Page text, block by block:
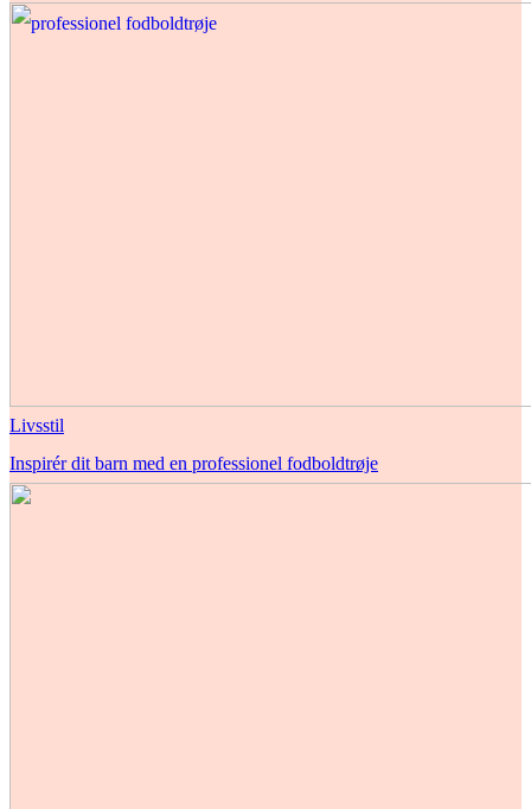
Livsstil
Inspirér dit barn med en professionel fodboldtrøje